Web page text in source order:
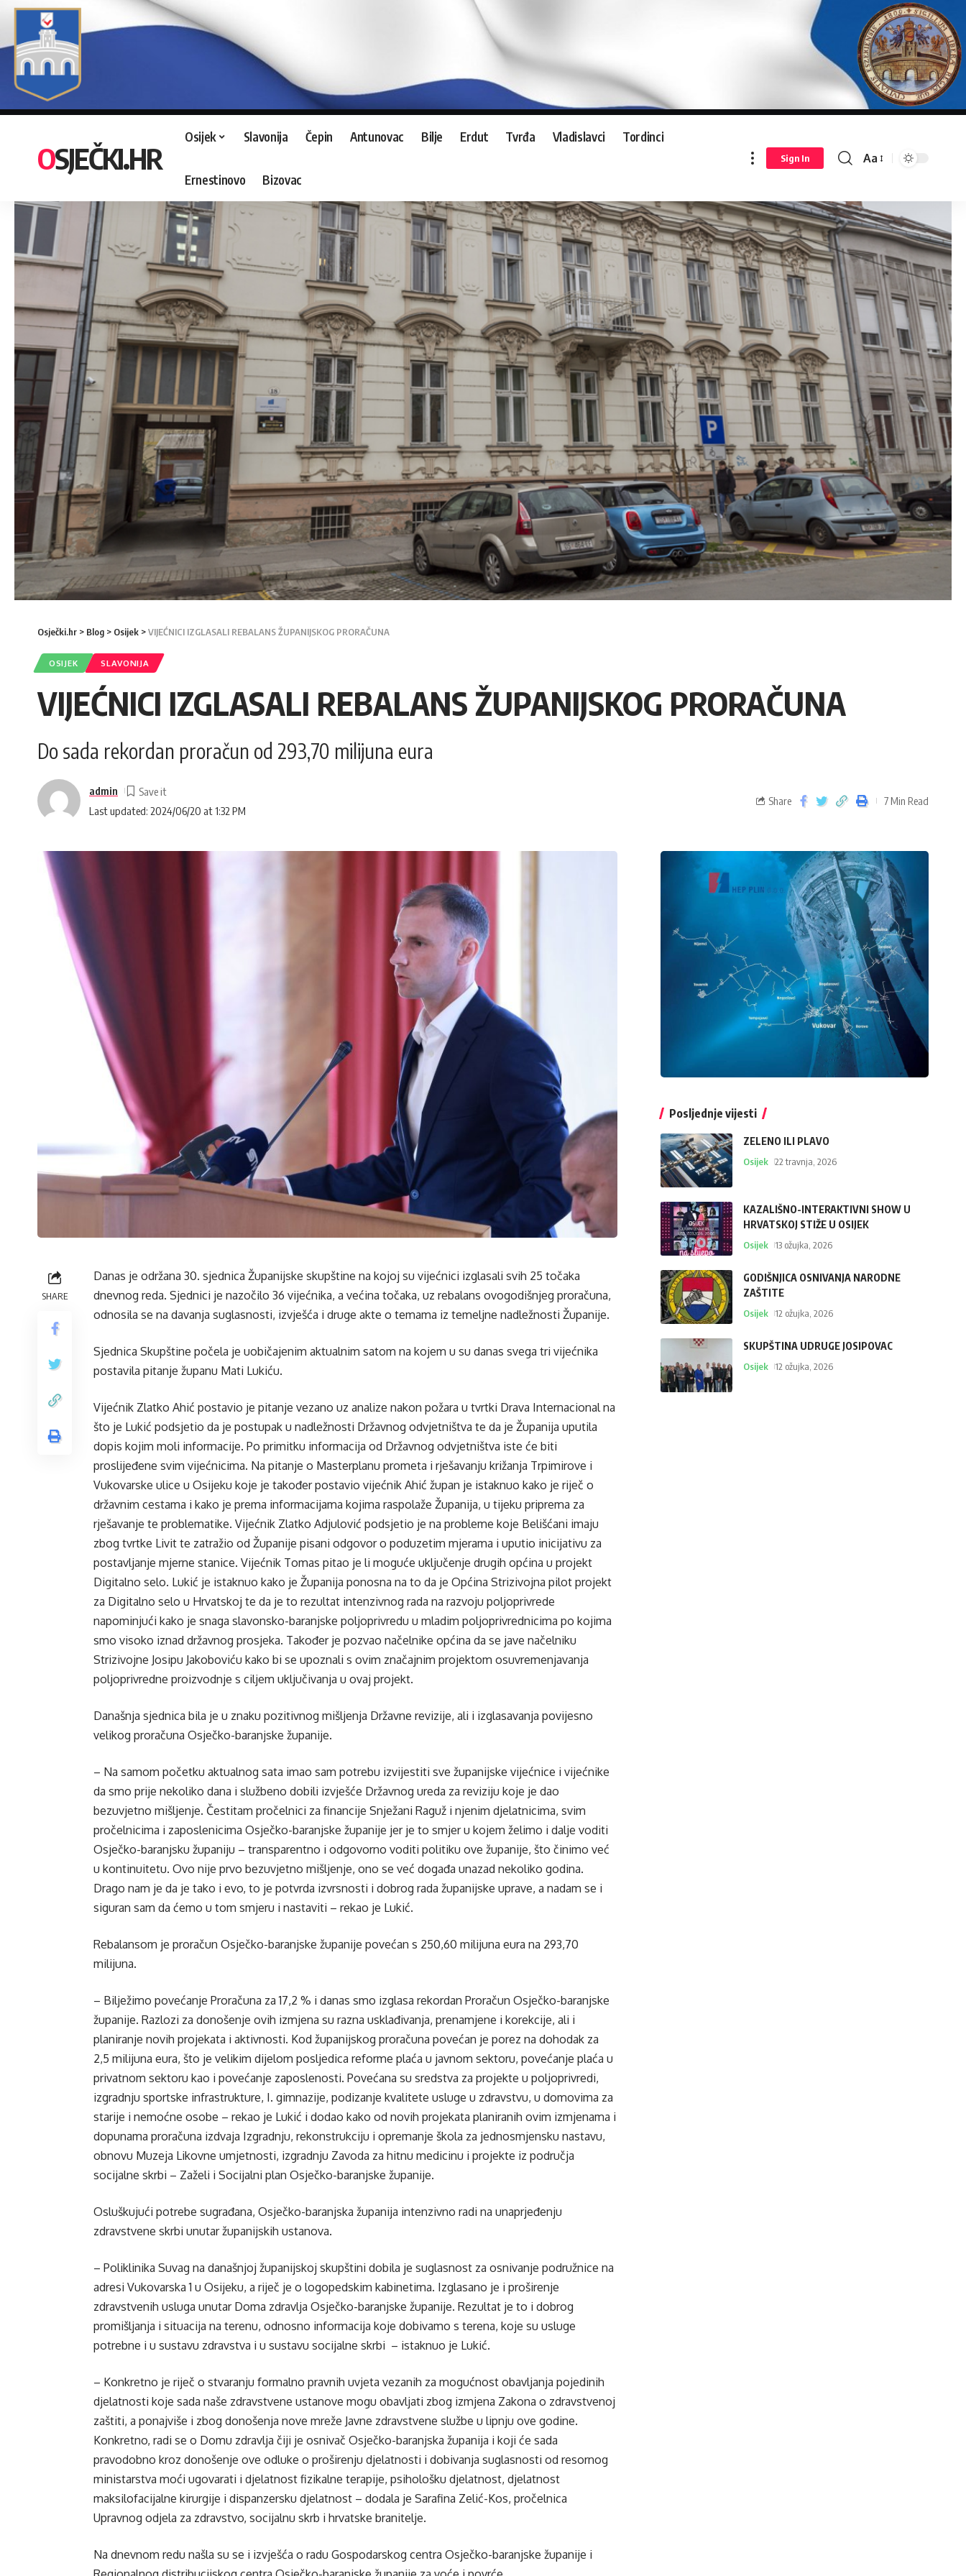
OSJEČKI.HR
Osijek Slavonija Čepin Antunovac Bilje Erdut Tvrđa Vladislavci Tordinci
Ernestinovo Bizovac
Sign In Aa
Osječki.hr > Blog > Osijek >VIJEĆNICI IZGLASALI REBALANS ŽUPANIJSKOG PRORAČUNA
OSIJEK SLAVONIJA
VIJEĆNICI IZGLASALI REBALANS ŽUPANIJSKOG PRORAČUNA
Do sada rekordan proračun od 293,70 milijuna eura
Last updated: 2024/06/20 at 1:32 PM
admin
Share 7 Min Read
SHARE
Danas je održana 30. sjednica Županijske skupštine na kojoj su vijećnici izglasali svih 25 točaka
dnevnog reda. Sjednici je nazočilo 36 vijećnika, a većina točaka, uz rebalans ovogodišnjeg proračuna,
odnosila se na davanja suglasnosti, izvješća i druge akte o temama iz temeljne nadležnosti Županije.
Sjednica Skupštine počela je uobičajenim aktualnim satom na kojem u su danas svega tri vijećnika
postavila pitanje županu Mati Lukiću.
Vijećnik Zlatko Ahić postavio je pitanje vezano uz analize nakon požara u tvrtki Drava Internacional na
što je Lukić podsjetio da je postupak u nadležnosti Državnog odvjetništva te da je Županija uputila
dopis kojim moli informacije. Po primitku informacija od Državnog odvjetništva iste će biti
proslijeđene svim vijećnicima. Na pitanje o Masterplanu prometa i rješavanju križanja Trpimirove i
Vukovarske ulice u Osijeku koje je također postavio vijećnik Ahić župan je istaknuo kako je riječ o
državnim cestama i kako je prema informacijama kojima raspolaže Županija, u tijeku priprema za
rješavanje te problematike. Vijećnik Zlatko Adjulović podsjetio je na probleme koje Belišćani imaju
zbog tvrtke Livit te zatražio od Županije pisani odgovor o poduzetim mjerama i uputio inicijativu za
postavljanje mjerne stanice. Vijećnik Tomas pitao je li moguće uključenje drugih općina u projekt
Digitalno selo. Lukić je istaknuo kako je Županija ponosna na to da je Općina Strizivojna pilot projekt
za Digitalno selo u Hrvatskoj te da je to rezultat intenzivnog rada na razvoju poljoprivrede
napominjući kako je snaga slavonsko-baranjske poljoprivredu u mladim poljoprivrednicima po kojima
smo visoko iznad državnog prosjeka. Također je pozvao načelnike općina da se jave načelniku
Strizivojne Josipu Jakoboviću kako bi se upoznali s ovim značajnim projektom osuvremenjavanja
poljoprivredne proizvodnje s ciljem uključivanja u ovaj projekt.
Današnja sjednica bila je u znaku pozitivnog mišljenja Državne revizije, ali i izglasavanja povijesno
velikog proračuna Osječko-baranjske županije.
– Na samom početku aktualnog sata imao sam potrebu izvijestiti sve županijske vijećnice i vijećnike
da smo prije nekoliko dana i službeno dobili izvješće Državnog ureda za reviziju koje je dao
bezuvjetno mišljenje. Čestitam pročelnici za financije Snježani Raguž i njenim djelatnicima, svim
pročelnicima i zaposlenicima Osječko-baranjske županije jer je to smjer u kojem želimo i dalje voditi
Osječko-baranjsku županiju – transparentno i odgovorno voditi politiku ove županije, što činimo već
u kontinuitetu. Ovo nije prvo bezuvjetno mišljenje, ono se već događa unazad nekoliko godina.
Drago nam je da je tako i evo, to je potvrda izvrsnosti i dobrog rada županijske uprave, a nadam se i
siguran sam da ćemo u tom smjeru i nastaviti – rekao je Lukić.
Rebalansom je proračun Osječko-baranjske županije povećan s 250,60 milijuna eura na 293,70
milijuna.
– Bilježimo povećanje Proračuna za 17,2 % i danas smo izglasa rekordan Proračun Osječko-baranjske
županije. Razlozi za donošenje ovih izmjena su razna usklađivanja, prenamjene i korekcije, ali i
planiranje novih projekata i aktivnosti. Kod županijskog proračuna povećan je porez na dohodak za
2,5 milijuna eura, što je velikim dijelom posljedica reforme plaća u javnom sektoru, povećanje plaća u
privatnom sektoru kao i povećanje zaposlenosti. Povećana su sredstva za projekte u poljoprivredi,
izgradnju sportske infrastrukture, I. gimnazije, podizanje kvalitete usluge u zdravstvu, u domovima za
starije i nemoćne osobe – rekao je Lukić i dodao kako od novih projekata planiranih ovim izmjenama i
dopunama proračuna izdvaja Izgradnju, rekonstrukciju i opremanje škola za jednosmjensku nastavu,
obnovu Muzeja Likovne umjetnosti, izgradnju Zavoda za hitnu medicinu i projekte iz područja
socijalne skrbi – Zaželi i Socijalni plan Osječko-baranjske županije.
Osluškujući potrebe sugrađana, Osječko-baranjska županija intenzivno radi na unaprjeđenju
zdravstvene skrbi unutar županijskih ustanova.
– Poliklinika Suvag na današnjoj županijskoj skupštini dobila je suglasnost za osnivanje podružnice na
adresi Vukovarska 1 u Osijeku, a riječ je o logopedskim kabinetima. Izglasano je i proširenje
zdravstvenih usluga unutar Doma zdravlja Osječko-baranjske županije. Rezultat je to i dobrog
promišljanja i situacija na terenu, odnosno informacija koje dobivamo s terena, koje su usluge
potrebne i u sustavu zdravstva i u sustavu socijalne skrbi – istaknuo je Lukić.
– Konkretno je riječ o stvaranju formalno pravnih uvjeta vezanih za mogućnost obavljanja pojedinih
djelatnosti koje sada naše zdravstvene ustanove mogu obavljati zbog izmjena Zakona o zdravstvenoj
zaštiti, a ponajviše i zbog donošenja nove mreže Javne zdravstvene službe u lipnju ove godine.
Konkretno, radi se o Domu zdravlja čiji je osnivač Osječko-baranjska županija i koji će sada
pravodobno kroz donošenje ove odluke o proširenju djelatnosti i dobivanja suglasnosti od resornog
ministarstva moći ugovarati i djelatnost fizikalne terapije, psihološku djelatnost, djelatnost
maksilofacijalne kirurgije i dispanzersku djelatnost – dodala je Sarafina Zelić-Kos, pročelnica
Upravnog odjela za zdravstvo, socijalnu skrb i hrvatske branitelje.
Na dnevnom redu našla su se i izvješća o radu Gospodarskog centra Osječko-baranjske županije i
Posljednje vijesti
ZELENO ILI PLAVO
Osijek 22 travnja, 2026
KAZALIŠNO-INTERAKTIVNI SHOW U
HRVATSKOJ STIŽE U OSIJEK
Osijek 13 ožujka, 2026
GODIŠNJICA OSNIVANJA NARODNE
ZAŠTITE
Osijek 12 ožujka, 2026
SKUPŠTINA UDRUGE JOSIPOVAC
Osijek 12 ožujka, 2026